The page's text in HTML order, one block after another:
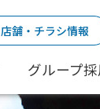
店舗・チラシ情報
グループ